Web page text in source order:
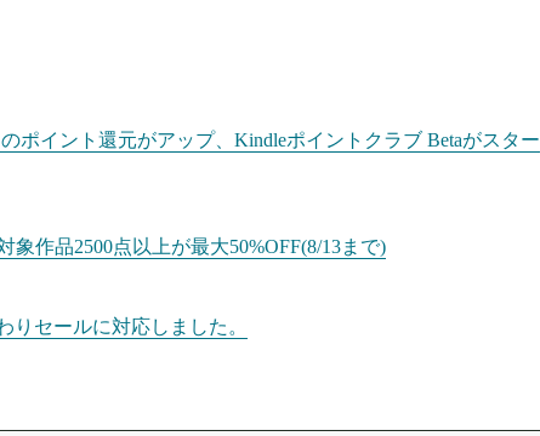
ポイント還元がアップ、Kindleポイントクラブ Betaがスター
象作品2500点以上が最大50%OFF(8/13まで)
りセールに対応しました。